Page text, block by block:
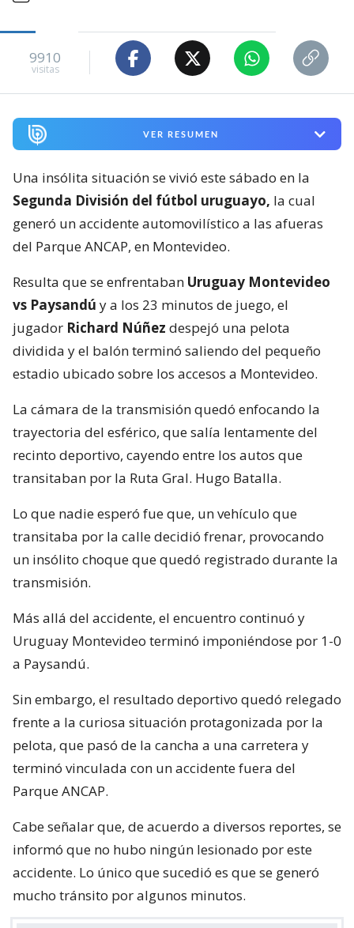
9910
visitas
VER RESUMEN
Una insólita situación se vivió este sábado en la
Segunda División del fútbol uruguayo, la cual
generó un accidente automovilístico a las afueras
del Parque ANCAP, en Montevideo.
Resulta que se enfrentaban Uruguay Montevideo
vs Paysandú y a los 23 minutos de juego, el
jugador Richard Núñez despejó una pelota
dividida y el balón terminó saliendo del pequeño
estadio ubicado sobre los accesos a Montevideo.
La cámara de la transmisión quedó enfocando la
trayectoria del esférico, que salía lentamente del
recinto deportivo, cayendo entre los autos que
transitaban por la Ruta Gral. Hugo Batalla.
Lo que nadie esperó fue que, un vehículo que
transitaba por la calle decidió frenar, provocando
un insólito choque que quedó registrado durante la
transmisión.
Más allá del accidente, el encuentro continuó y
Uruguay Montevideo terminó imponiéndose por 1-0
a Paysandú.
Sin embargo, el resultado deportivo quedó relegado
frente a la curiosa situación protagonizada por la
pelota, que pasó de la cancha a una carretera y
terminó vinculada con un accidente fuera del
Parque ANCAP.
Cabe señalar que, de acuerdo a diversos reportes, se
informó que no hubo ningún lesionado por este
accidente. Lo único que sucedió es que se generó
mucho tránsito por algunos minutos.